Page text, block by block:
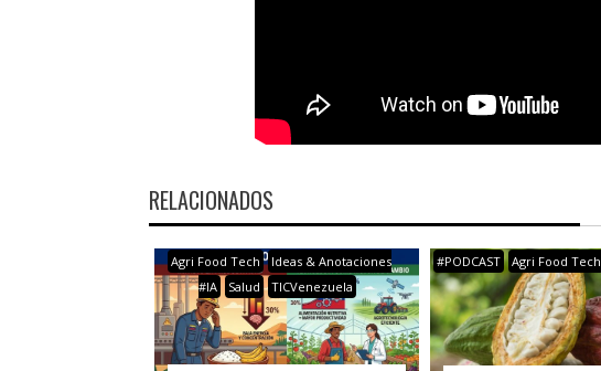
RELACIONADOS
Agri Food Tech
Ideas & Anotaciones
#IA
Salud TICVenezuela
#PODCAST Agri Food Tech